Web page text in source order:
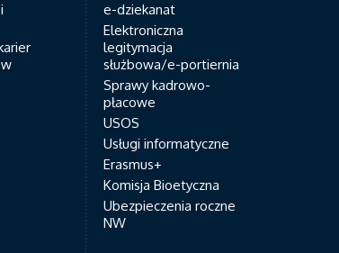
e-dziekanat
Elektroniczna
legitymacja
służbowa/e-portiernia
Sprawy kadrowo-
płacowe
USOS
Usługi informatyczne
Erasmus+
Komisja Bioetyczna
Ubezpieczenia roczne
NW